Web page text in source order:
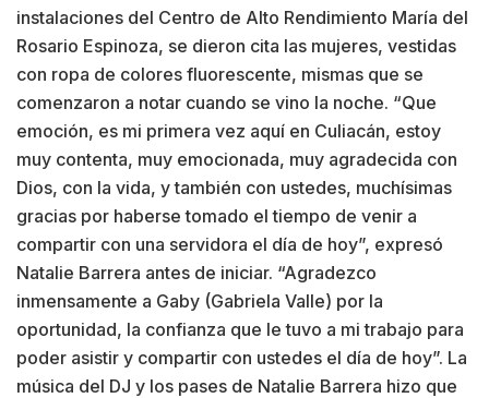
instalaciones del Centro de Alto Rendimiento María del
Rosario Espinoza, se dieron cita las mujeres, vestidas
con ropa de colores fluorescente, mismas que se
comenzaron a notar cuando se vino la noche. “Que
emoción, es mi primera vez aquí en Culiacán, estoy
muy contenta, muy emocionada, muy agradecida con
Dios, con la vida, y también con ustedes, muchísimas
gracias por haberse tomado el tiempo de venir a
compartir con una servidora el día de hoy”, expresó
Natalie Barrera antes de iniciar. “Agradezco
inmensamente a Gaby (Gabriela Valle) por la
oportunidad, la confianza que le tuvo a mi trabajo para
poder asistir y compartir con ustedes el día de hoy”. La
música del DJ y los pases de Natalie Barrera hizo que